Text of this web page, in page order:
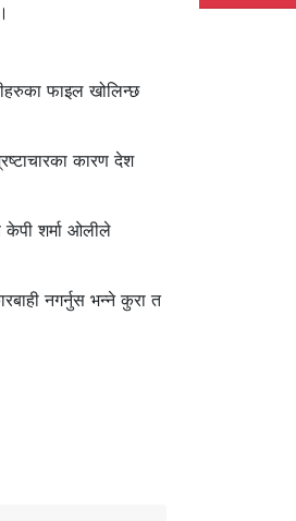
फाइल खोलिन्छ
कारण देश
केपी शर्मा ओलीले
नगर्नुस भन्ने कुरा त